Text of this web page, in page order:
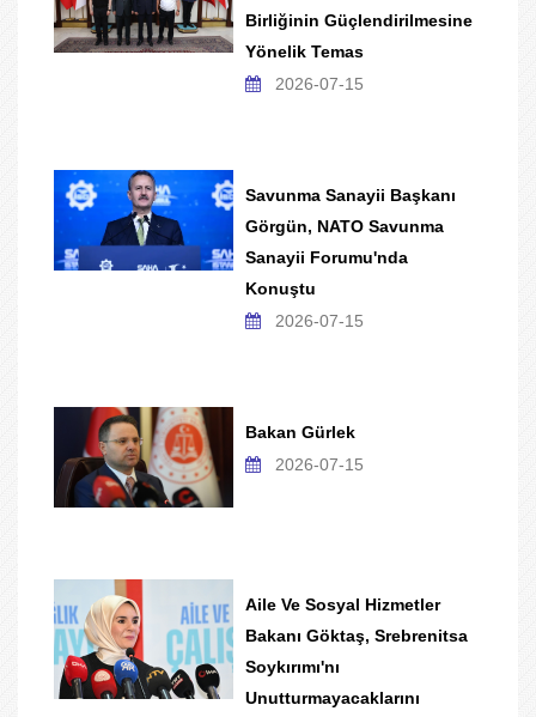
Birliğinin Güçlendirilmesine
Yönelik Temas
2026-07-15
Savunma Sanayii Başkanı
Görgün, NATO Savunma
Sanayii Forumu'nda
Konuştu
2026-07-15
Bakan Gürlek
2026-07-15
Aile Ve Sosyal Hizmetler
Bakanı Göktaş, Srebrenitsa
Soykırımı'nı
Unutturmayacaklarını